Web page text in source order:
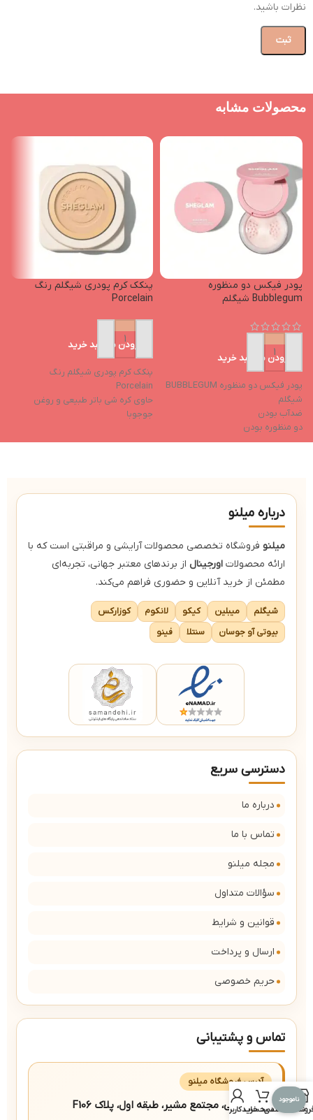
نظرات باشید.
محصولات مشابه
پودر فیکس دو منظوره
Bubblegum شیگلم
افزودن به سبد خرید
پودر فیکس دو منظوره BUBBLEGUM
شیگلم
ضدآب بودن
دو منظوره بودن
ترکیبات مرطوب‌کننده
پنکک کرم پودری شیگلم رنگ
Porcelain
افزودن به سبد خرید
پنکک کرم پودری شیگلم رنگ
Porcelain
حاوی کره شی باتر طبیعی و روغن
جوجوبا
ایجاد رطوبت پوست و حفظ آن
درباره میلنو
میلنو فروشگاه تخصصی محصولات آرایشی و مراقبتی است که با
ارائه محصولات اورجینال از برندهای معتبر جهانی، تجربه‌ای
مطمئن از خرید آنلاین و حضوری فراهم می‌کند.
شیگلم میبلین کیکو لانکوم
کوزارکس
بیوتی آو جوسان
سنتلا فینو
دسترسی سریع
درباره ما
تماس با ما
مجله میلنو
سؤالات متداول
قوانین و شرایط
ارسال و پرداخت
حریم خصوصی
تماس و پشتیبانی
آدرس فروشگاه میلنو
مشیر شرقی، مجتمع مشیر، طبقه اول، پلاک F106علاقه مندیسبد خرید
حساب کاربری من
ناموجود